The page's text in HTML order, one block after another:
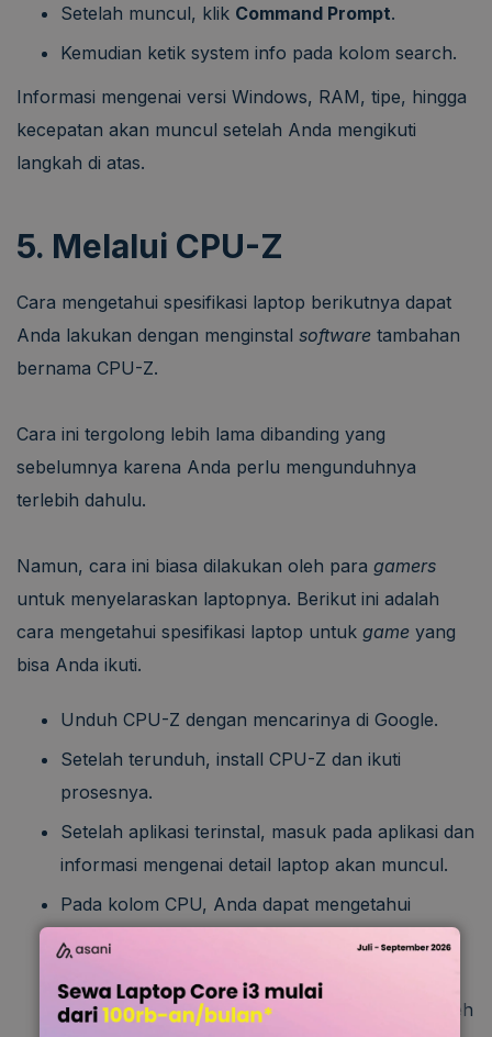
Setelah muncul, klik Command Prompt.
Kemudian ketik system info pada kolom search.
Informasi mengenai versi Windows, RAM, tipe, hingga
kecepatan akan muncul setelah Anda mengikuti
langkah di atas.
5. Melalui CPU-Z
Cara mengetahui spesifikasi laptop berikutnya dapat
Anda lakukan dengan menginstal software tambahan
bernama CPU-Z.
Cara ini tergolong lebih lama dibanding yang
sebelumnya karena Anda perlu mengunduhnya
terlebih dahulu.
Namun, cara ini biasa dilakukan oleh para gamers
untuk menyelaraskan laptopnya. Berikut ini adalah
cara mengetahui spesifikasi laptop untuk game yang
bisa Anda ikuti.
Unduh CPU-Z dengan mencarinya di Google.
Setelah terunduh, install CPU-Z dan ikuti
prosesnya.
Setelah aplikasi terinstal, masuk pada aplikasi dan
informasi mengenai detail laptop akan muncul.
Pada kolom CPU, Anda dapat mengetahui
Pada kolommain board, Anda akan memperoleh